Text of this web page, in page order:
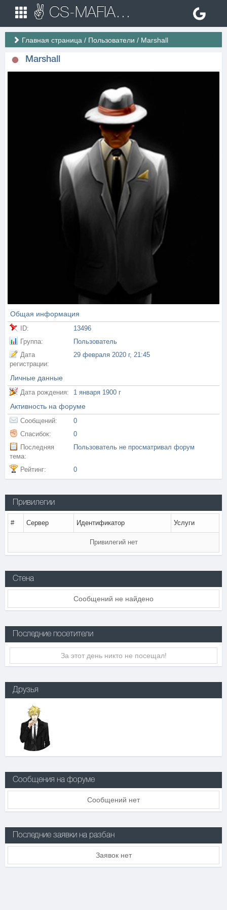
✌ CS-MAFIA.RU ✌ Игровые сервера Counter Strike 1.6
Главная страница / Пользователи / Marshall
Marshall
Общая информация
ID:
13496
Группа:
Пользователь
Дата
регистрации:
29 февраля 2020 г, 21:45
Личные данные
Дата рождения: 1 января 1900 г
Активность на форуме
Сообщений:
0
Спасибок:
0
Последняя
тема:
Пользователь не просматривал форум
Рейтинг: 0
Привилегии
# Сервер Идентификатор Услуги
Привилегий нет
Стена
Сообщений не найдено
Последние посетители
За этот день никто не посещал!
Друзья
Сообщения на форуме
Сообщений нет
Последние заявки на разбан
Заявок нет